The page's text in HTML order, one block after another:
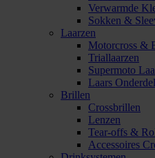
Verwarmde
Sokken &
Laarzen
Motorcross &
Triallaarzen
Supermoto
Laars
Brillen
Crossbrillen
Lenzen
Tear-offs &
Accessoires